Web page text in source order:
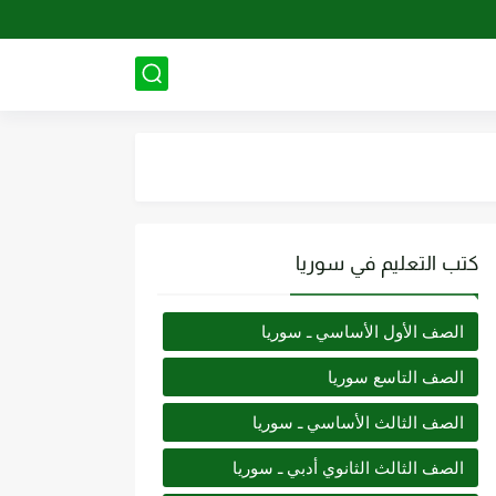
كتب التعليم في سوريا
الصف الأول الأساسي ـ سوريا
الصف التاسع سوريا
الصف الثالث الأساسي ـ سوريا
الصف الثالث الثانوي أدبي ـ سوريا